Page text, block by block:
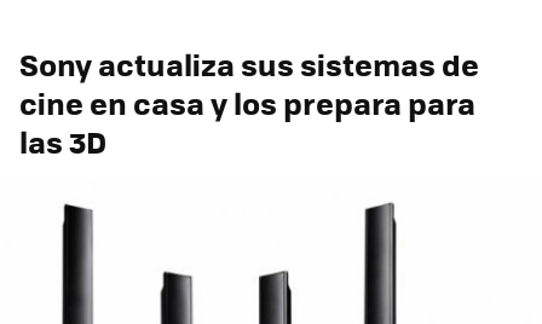
Sony actualiza sus sistemas de
cine en casa y los prepara para
las 3D